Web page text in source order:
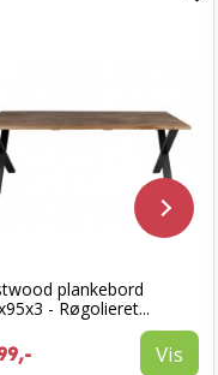
plankebord
- Røgolieret...
Vis